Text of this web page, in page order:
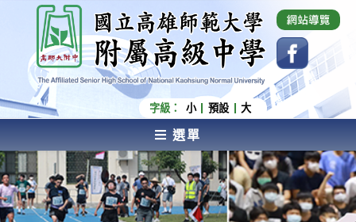
內
容
國立高雄師範大學附屬高級中學 Affiliated Senior
High School of National Kaohsiung Normal
University
字級： 小 預設 大
選單
AFFILIATED SENIOR HIGH SCHOOL OF NATIONAL
KAOHSIUNG NORMAL UNIVERSITY